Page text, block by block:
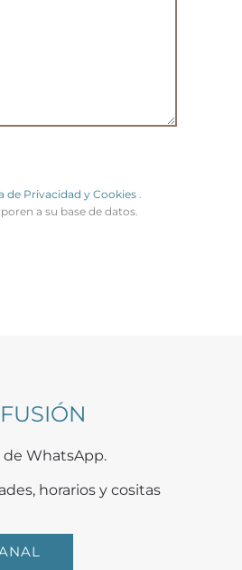
de Privacidad y Cookies
a su base de datos.
WhatsApp.
horarios y cositas